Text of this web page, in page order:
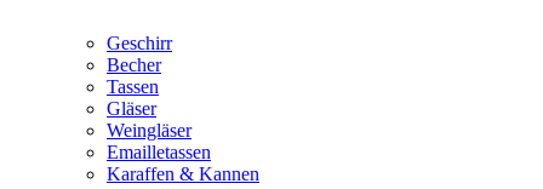
Geschirr
Becher
Tassen
Gläser
Weingläser
Emailletassen
Karaffen & Kannen